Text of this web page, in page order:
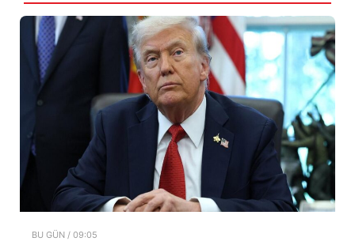
BU GÜN / 09:05